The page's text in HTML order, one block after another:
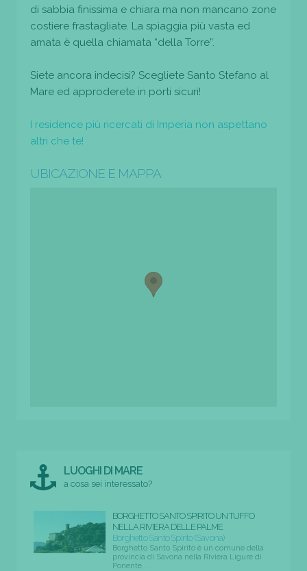
di sabbia finissima e chiara ma non mancano zone
costiere frastagliate. La spiaggia più vasta ed
amata è quella chiamata “della Torre”.
Siete ancora indecisi? Scegliete Santo Stefano al
Mare ed approderete in porti sicuri!
I residence più ricercati di Imperia non aspettano
altri che te!
UBICAZIONE E MAPPA
LUOGHI DI MARE
a cosa sei interessato?
BORGHETTO SANTO SPIRITO UN TUFFO
NELLA RIVIERA DELLE PALME
Borghetto Santo Spirito (Savona)
Borghetto Santo Spirito è un comune della
provincia di Savona nella Riviera Ligure di
Ponente....